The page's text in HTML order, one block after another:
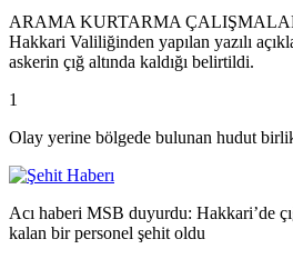
ARAMA KURTARMA
Hakkari Valiliğinden yapılan yazılı
askerin çığ altında kaldığı belirtildi.
1
Olay yerine bölgede bulunan hudut
Acı haberi MSB duyurdu: Hakkari’de
kalan bir personel şehit oldu